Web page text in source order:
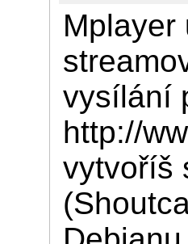
Mplayer
vysílání
http://
vytvoříš